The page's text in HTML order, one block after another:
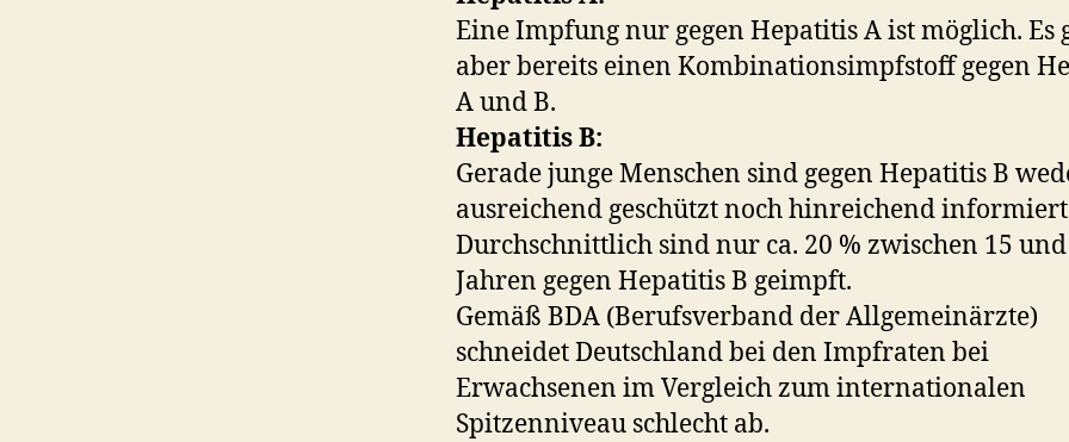
Eine Impfung nur gegen Hepatitis A ist möglich. Es
aber bereits einen Kombinationsimpfstoff gegen
A und B.
Hepatitis B:
Gerade junge Menschen sind gegen Hepatitis B
ausreichend geschützt noch hinreichend
Durchschnittlich sind nur ca. 20 % zwischen 15
Jahren gegen Hepatitis B geimpft.
Gemäß BDA (Berufsverband der Allgemeinärzte)
schneidet Deutschland bei den Impfraten bei
Erwachsenen im Vergleich zum internationalen
Spitzenniveau schlecht ab.